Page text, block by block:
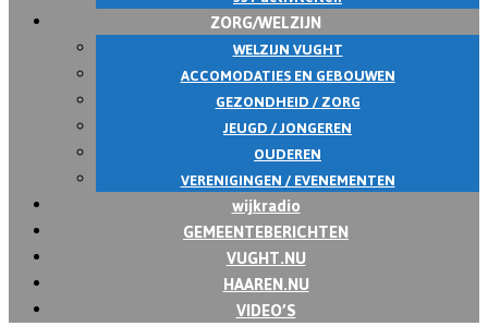
ZORG/WELZIJN
WELZIJN VUGHT
ACCOMODATIES EN GEBOUWEN
GEZONDHEID / ZORG
JEUGD / JONGEREN
OUDEREN
VERENIGINGEN / EVENEMENTEN
wijkradio
GEMEENTEBERICHTEN
VUGHT.NU
HAAREN.NU
VIDEO’S